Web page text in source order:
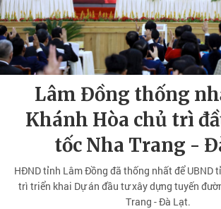
Lâm Đồng thống
Khánh Hòa chủ trì
tốc Nha Trang -
HĐND tỉnh Lâm Đồng đã thống nhất để UBND
trì triển khai Dự án đầu tư xây dựng tuyến
Trang - Đà Lạt.